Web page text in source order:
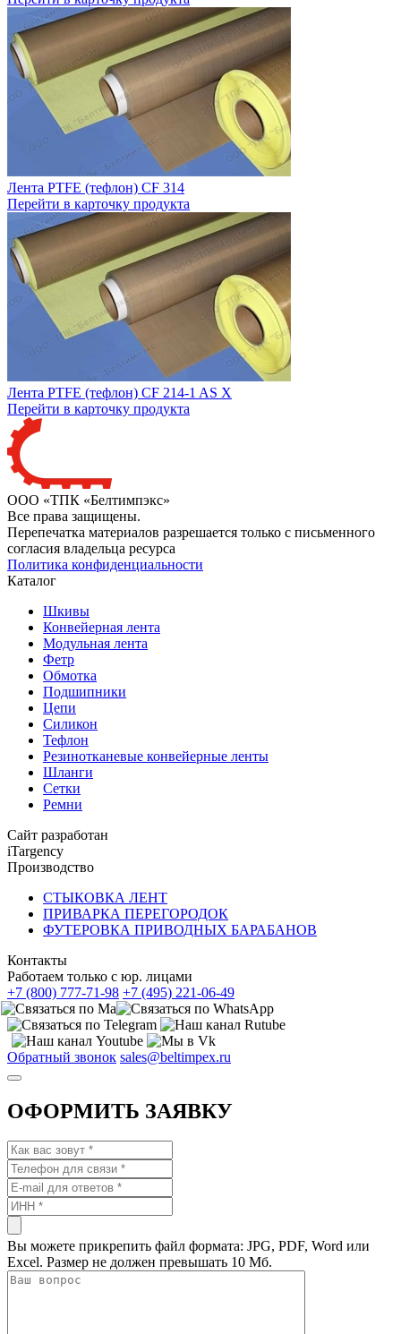
Лента PTFE (тефлон) CF 314
Перейти в карточку продукта
Лента PTFE (тефлон) CF 214-1 AS X
Перейти в карточку продукта
ООО «ТПК «Белтимпэкс»
Все права защищены.
Перепечатка материалов разрешается только с письменного
согласия владельца ресурса
Политика конфиденциальности
Каталог
Шкивы
Конвейерная лента
Модульная лента
Фетр
Обмотка
Подшипники
Цепи
Силикон
Тефлон
Резинотканевые конвейерные ленты
Шланги
Сетки
Ремни
Сайт разработан
iTargency
Производство
СТЫКОВКА ЛЕНТ
ПРИВАРКА ПЕРЕГОРОДОК
ФУТЕРОВКА ПРИВОДНЫХ БАРАБАНОВ
Контакты
Работаем только с юр. лицами
+7 (800) 777-71-98 +7 (495) 221-06-49
Обратный звонок sales@beltimpex.ru
ОФОРМИТЬ ЗАЯВКУ
Вы можете прикрепить файл формата: JPG, PDF, Word или
Excel. Размер не должен превышать 10 Мб.